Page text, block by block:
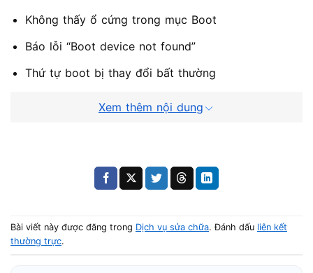
Không thấy ổ cứng trong mục Boot
Báo lỗi “Boot device not found”
Thứ tự boot bị thay đổi bất thường
Nếu BIOS không nhận ổ cứng, bạn có thể tham khảo thêm
laptop Dell tự vào BIOS liên tục
Xem thêm nội dung
Bài viết này được đăng trong Dịch vụ sửa chữa. Đánh dấu liên kết
thường trực.